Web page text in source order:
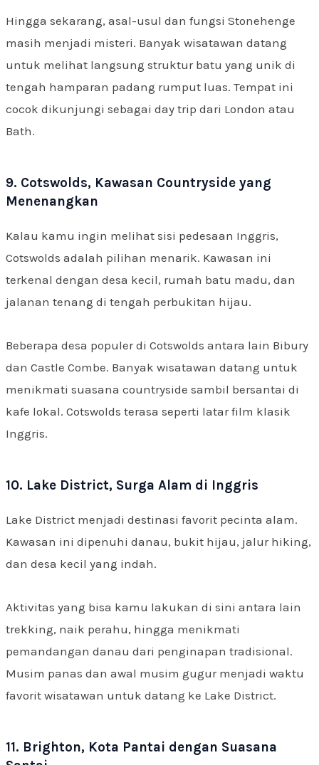
Hingga sekarang, asal-usul dan fungsi Stonehenge
masih menjadi misteri. Banyak wisatawan datang
untuk melihat langsung struktur batu yang unik di
tengah hamparan padang rumput luas. Tempat ini
cocok dikunjungi sebagai day trip dari London atau
Bath.
9. Cotswolds, Kawasan Countryside yang
Menenangkan
Kalau kamu ingin melihat sisi pedesaan Inggris,
Cotswolds adalah pilihan menarik. Kawasan ini
terkenal dengan desa kecil, rumah batu madu, dan
jalanan tenang di tengah perbukitan hijau.
Beberapa desa populer di Cotswolds antara lain Bibury
dan Castle Combe. Banyak wisatawan datang untuk
menikmati suasana countryside sambil bersantai di
kafe lokal. Cotswolds terasa seperti latar film klasik
Inggris.
10. Lake District, Surga Alam di Inggris
Lake District menjadi destinasi favorit pecinta alam.
Kawasan ini dipenuhi danau, bukit hijau, jalur hiking,
dan desa kecil yang indah.
Aktivitas yang bisa kamu lakukan di sini antara lain
trekking, naik perahu, hingga menikmati
pemandangan danau dari penginapan tradisional.
Musim panas dan awal musim gugur menjadi waktu
favorit wisatawan untuk datang ke Lake District.
11. Brighton, Kota Pantai dengan Suasana